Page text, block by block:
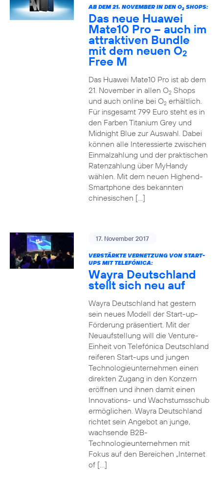
AB DEM 21. NOVEMBER IN DEN O2SHOPS:
Das neue Huawei
Mate10 Pro – auch im
attraktiven Bundle
mit dem neuen O2
Free M
Das Huawei Mate10 Pro ist ab dem
21. November in allen O2Shops
und auch online bei O2erhältlich.
Für insgesamt 799 Euro steht es in
den Farben Titanium Grey und
Midnight Blue zur Auswahl. Dabei
können alle Interessierte zwischen
Einmalzahlung und der praktischen
Ratenzahlung über MyHandy
wählen. Mit dem neuen Highend-
Smartphone des bekannten
chinesischen […]
17. November 2017
VERSTÄRKTE VERNETZUNG VON START-
UPS MIT TELEFÓNICA:
Wayra Deutschland
stellt sich neu auf
Wayra Deutschland hat gestern
sein neues Modell der Start-up-
Förderung präsentiert. Mit der
Neuaufstellung will die Venture-
Einheit von Telefónica Deutschland
reiferen Start-ups und jungen
Technologieunternehmen einen
direkten Zugang in den Konzern
eröffnen und ihnen damit einen
Innovations- und Wachstumsschub
ermöglichen. Wayra Deutschland
richtet sein Angebot an junge,
wachsende B2B-
Technologieunternehmen mit
Fokus auf den Bereichen „Internet
of […]